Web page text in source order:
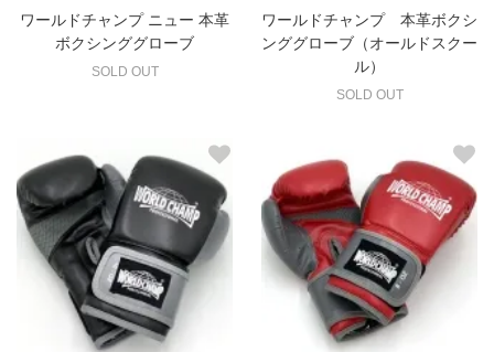
ワールドチャンプ ニュー 本革
ボクシンググローブ
SOLD OUT
ワールドチャンプ 本革ボクシ
ンググローブ（オールドスクー
ル）
SOLD OUT